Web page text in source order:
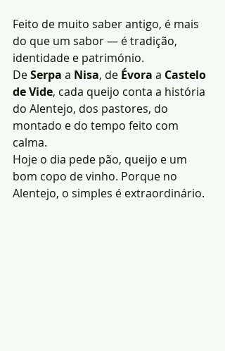
Feito de muito saber antigo, é mais
do que um sabor — é tradição,
identidade e património.
De Serpa a Nisa, de Évora a Castelo
de Vide, cada queijo conta a história
do Alentejo, dos pastores, do
montado e do tempo feito com
calma.
Hoje o dia pede pão, queijo e um
bom copo de vinho. Porque no
Alentejo, o simples é extraordinário.